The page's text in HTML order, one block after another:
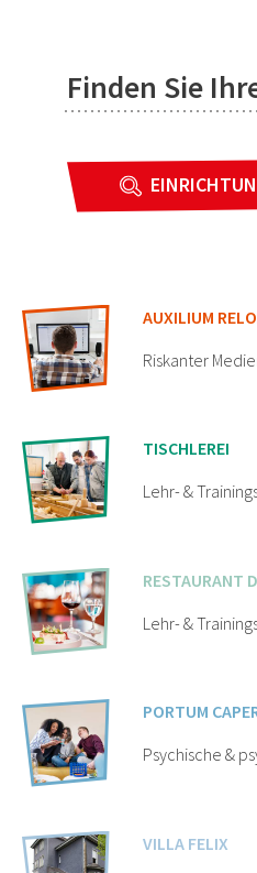
Finden Sie
AUXILIUM
Riskanter
TISCHLEREI
Lehr- &
RESTAURANT
Lehr- &
PORTUM
Psychische &
VILLA FELIX